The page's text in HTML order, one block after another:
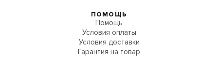
ПОМОЩЬ
Помощь
Условия оплаты
Условия доставки
Гарантия на товар